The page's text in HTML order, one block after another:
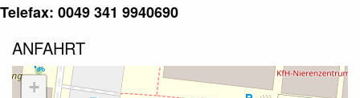
Telefax: 0049 341 9940690
ANFAHRT
+